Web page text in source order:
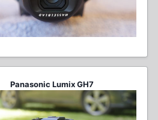
Panasonic Lumix GH7